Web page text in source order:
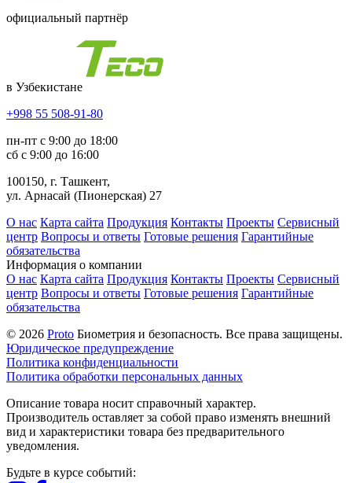
официальный партнёр
в Узбекистане
+998 55 508-91-80
пн-пт с 9:00 до 18:00
сб с 9:00 до 16:00
100150, г. Ташкент,
ул. Арнасай (Пионерская) 27
О нас Карта сайта Продукция Контакты Проекты Сервисный
центр Вопросы и ответы Готовые решения Гарантийные
обязательства
Информация о компании
О нас Карта сайта Продукция Контакты Проекты Сервисный
центр Вопросы и ответы Готовые решения Гарантийные
обязательства
© 2026 Proto Биометрия и безопасность. Все права защищены.
Юридическое предупреждение
Политика конфиденциальности
Политика обработки персональных данных
Описание товара носит справочный характер.
Производитель оставляет за собой право изменять внешний
вид и характеристики товара без предварительного
уведомления.
Будьте в курсе событий: